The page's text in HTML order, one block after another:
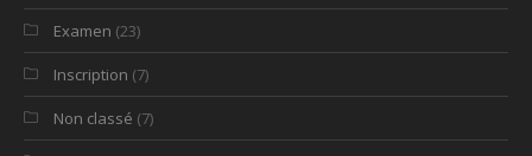
Examen (23)
Inscription (7)
Non classé (7)